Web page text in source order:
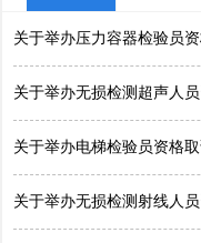
关于举办压力容器检验员
关于举办无损检测超声人
关于举办电梯检验员资格
关于举办无损检测射线人